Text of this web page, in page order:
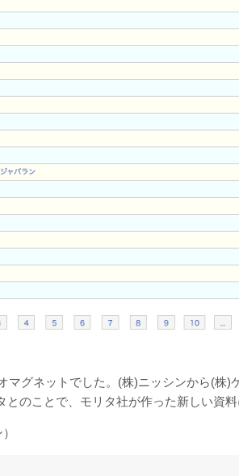
マグネットでした。(株)ニッシンから(株)
のことで、モリタ社が作った新しい資料